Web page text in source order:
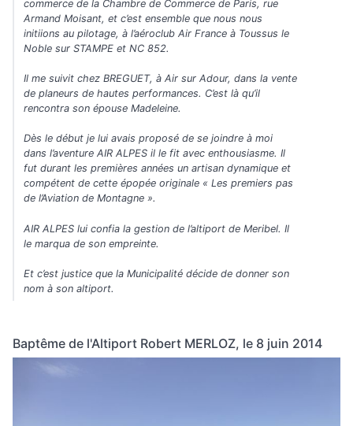
commerce de la Chambre de Commerce de Paris, rue
Armand Moisant, et c’est ensemble que nous nous
initiions au pilotage, à l’aéroclub Air France à Toussus le
Noble sur STAMPE et NC 852.
Il me suivit chez BREGUET, à Air sur Adour, dans la vente
de planeurs de hautes performances. C’est là qu’il
rencontra son épouse Madeleine.
Dès le début je lui avais proposé de se joindre à moi
dans l’aventure AIR ALPES il le fit avec enthousiasme. Il
fut durant les premières années un artisan dynamique et
compétent de cette épopée originale « Les premiers pas
de l’Aviation de Montagne ».
AIR ALPES lui confia la gestion de l’altiport de Meribel. Il
le marqua de son empreinte.
Et c’est justice que la Municipalité décide de donner son
nom à son altiport.
Baptême de l'Altiport Robert MERLOZ, le 8 juin 2014